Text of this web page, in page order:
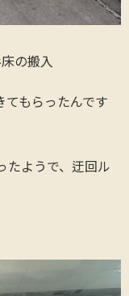
の搬入
てもらったんです
たようで、迂回ル